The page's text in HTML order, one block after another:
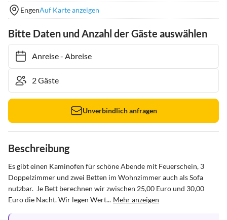
EngenAuf Karte anzeigen
Bitte Daten und Anzahl der Gäste auswählen
Anreise- Abreise
Unverbindlich anfragen
Beschreibung
Es gibt einen Kaminofen für schöne Abende mit Feuerschein, 3
Doppelzimmer und zwei Betten im Wohnzimmer auch als Sofa
nutzbar.  Je Bett berechnen wir zwischen 25,00 Euro und 30,00
Euro die Nacht. Wir legen Wert... Mehr anzeigen